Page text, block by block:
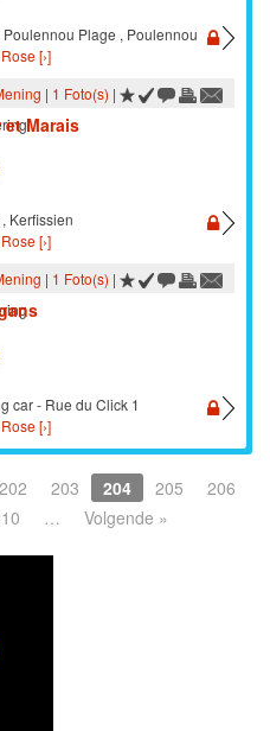
Plage , Poulennou
[›]
| 1 Foto(s) |
et Marais
Kerfissien
[›]
| 1 Foto(s) |
car - Rue du Click 1
[›]
202 203 204 205
206
… Volgende »